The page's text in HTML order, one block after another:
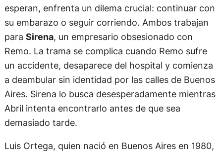
esperan, enfrenta un dilema crucial: continuar con
su embarazo o seguir corriendo. Ambos trabajan
para Sirena, un empresario obsesionado con
Remo. La trama se complica cuando Remo sufre
un accidente, desaparece del hospital y comienza
a deambular sin identidad por las calles de Buenos
Aires. Sirena lo busca desesperadamente mientras
Abril intenta encontrarlo antes de que sea
demasiado tarde.
Luis Ortega, quien nació en Buenos Aires en 1980,